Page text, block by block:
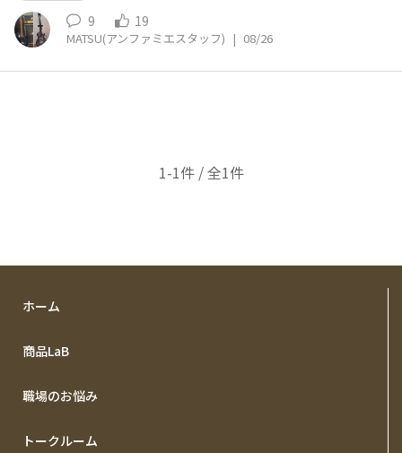
9 19
MATSU(アンファミエスタッフ) | 08/26
1-1件 / 全1件
ホーム
商品LaB
職場のお悩み
トークルーム